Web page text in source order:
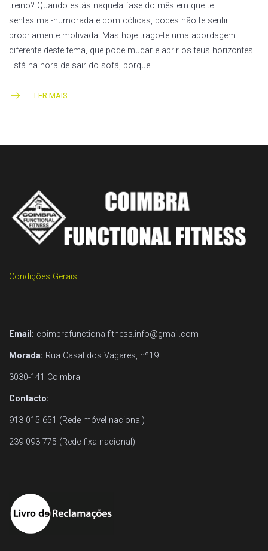
treino? Quando estás naquela fase do mês em que te
sentes mal-humorada e com cólicas, podes não te sentir
propriamente motivada. Mas hoje trago-te uma abordagem
diferente deste tema, que pode mudar e abrir os teus horizontes.
Está na hora de sair do sofá, porque…
LER MAIS
Condições Gerais
Email: coimbrafunctionalfitness.info@gmail.com
Morada: Rua Casal dos Vagares, nº19
3030-141 Coimbra
Contacto:
913 015 651 (Rede móvel nacional)
239 093 775 (Rede fixa nacional)